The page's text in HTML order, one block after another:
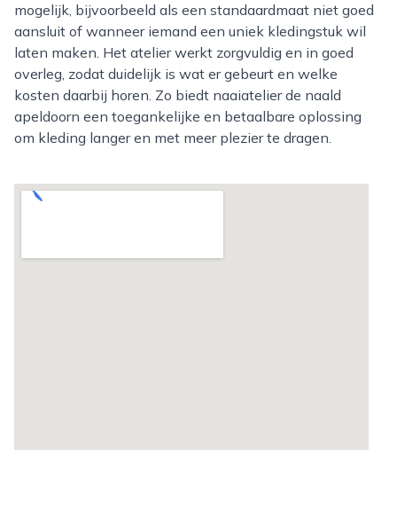
mogelijk, bijvoorbeeld als een standaardmaat niet goed
aansluit of wanneer iemand een uniek kledingstuk wil
laten maken. Het atelier werkt zorgvuldig en in goed
overleg, zodat duidelijk is wat er gebeurt en welke
kosten daarbij horen. Zo biedt naaiatelier de naald
apeldoorn een toegankelijke en betaalbare oplossing
om kleding langer en met meer plezier te dragen.